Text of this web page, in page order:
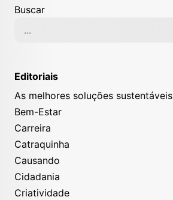
Buscar
Editoriais
As melhores soluções sustentáveis
Bem-Estar
Carreira
Catraquinha
Causando
Cidadania
Criatividade